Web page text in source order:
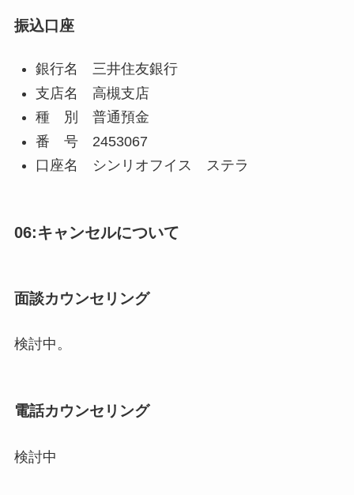
振込口座
銀行名 三井住友銀行
支店名 高槻支店
種 別 普通預金
番 号 2453067
口座名 シンリオフイス ステラ
06:キャンセルについて
面談カウンセリング
検討中。
電話カウンセリング
検討中